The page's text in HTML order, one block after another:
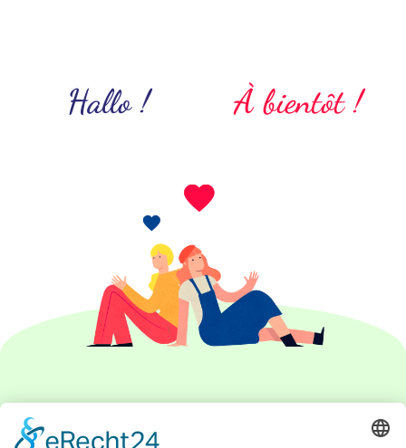
Hallo ! À bientôt !
IMPRESSUM DATENSCHUTZERKLÄRUNG